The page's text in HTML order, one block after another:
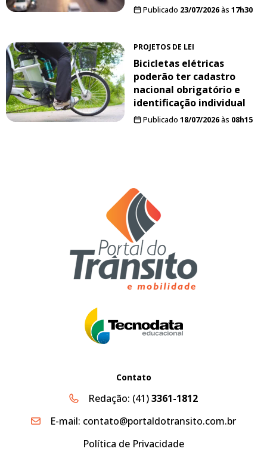
Publicado 23/07/2026às 17h30
PROJETOS DE LEI
Bicicletas elétricas
poderão ter cadastro
nacional obrigatório e
identificação individual
Publicado 18/07/2026às 08h15
Contato
Redação: (41)3361-1812
E-mail: contato@portaldotransito.com.br
Política de Privacidade